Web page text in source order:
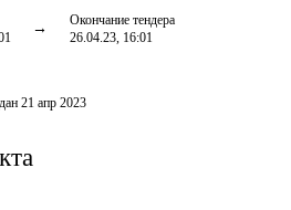
Окончание тендера
26.04.23, 16:01
21 апр 2023